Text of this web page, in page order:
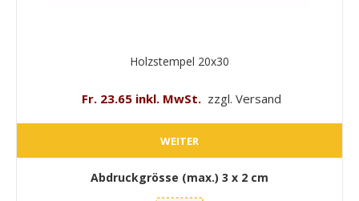
Holzstempel 20x30
Fr. 23.65 inkl. MwSt. zzgl. Versand
WEITER
Abdruckgrösse (max.) 3 x 2 cm